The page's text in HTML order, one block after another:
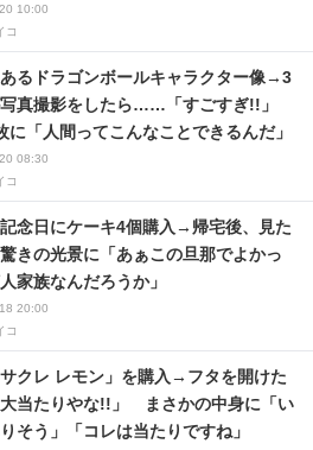
10:00
コ
08:30
コ
るドラゴンボールキャラクター像→3
写真撮影をしたら……「すごすぎ!!」
に「人間ってこんなことできるんだ」
20:00
コ
念日にケーキ4個購入→帰宅後、見た
きの光景に「あぁこの旦那でよかっ
家族なんだろうか」
クレ レモン」を購入→フタを開けた
当たりやな!!」 まさかの中身に「い
そう」「コレは当たりですね」